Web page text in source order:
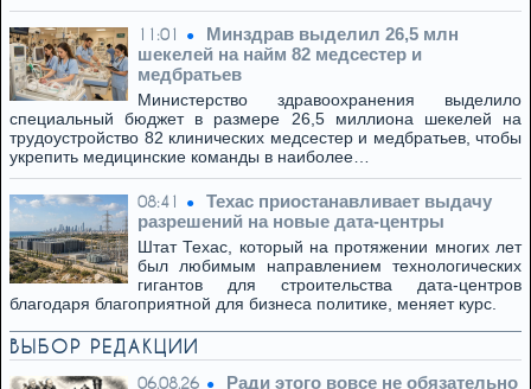
11:01
Минздрав выделил 26,5 млн
шекелей на найм 82 медсестер и
медбратьев
Министерство здравоохранения выделило
специальный бюджет в размере 26,5 миллиона шекелей на
трудоустройство 82 клинических медсестер и медбратьев, чтобы
укрепить медицинские команды в наиболее…
08:41
Техас приостанавливает выдачу
разрешений на новые дата-центры
Штат Техас, который на протяжении многих лет
был любимым направлением технологических
гигантов для строительства дата-центров
благодаря благоприятной для бизнеса политике, меняет курс.
ВЫБОР РЕДАКЦИИ
06.08.26
Ради этого вовсе не обязательно